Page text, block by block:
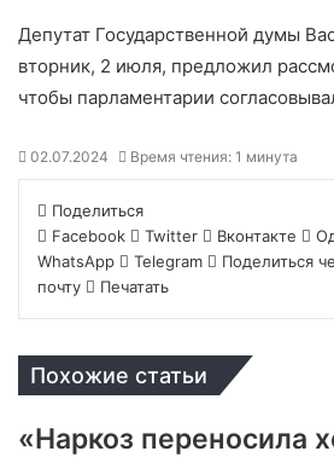
Депутат Государственной думы
вторник, 2 июля, предложил
чтобы парламентарии
02.07.2024 Время чтения: 1 минута
Поделиться
Facebook
Twitter Вконтакте
WhatsApp
Telegram
Поделиться
почту
Печатать
Похожие статьи
«Наркоз переносила